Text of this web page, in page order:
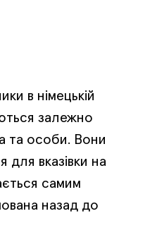
в німецькій
залежно
та особи. Вони
для вказівки на
самим
назад до